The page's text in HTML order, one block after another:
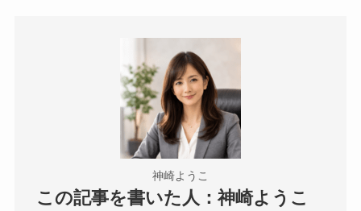
神崎ようこ
この記事を書いた人：神崎ようこ